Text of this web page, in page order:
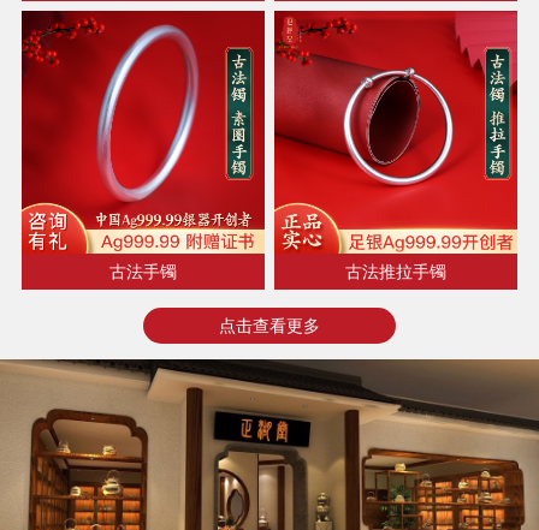
古法手镯 古法推拉手镯
点击查看更多